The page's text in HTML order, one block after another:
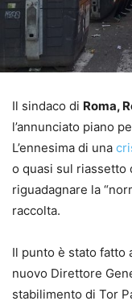
Il sindaco di Roma,
l’annunciato piano
L’ennesima di una
o quasi sul riassetto
riguadagnare la
raccolta.
Il punto è stato fatto
nuovo Direttore
stabilimento di Tor